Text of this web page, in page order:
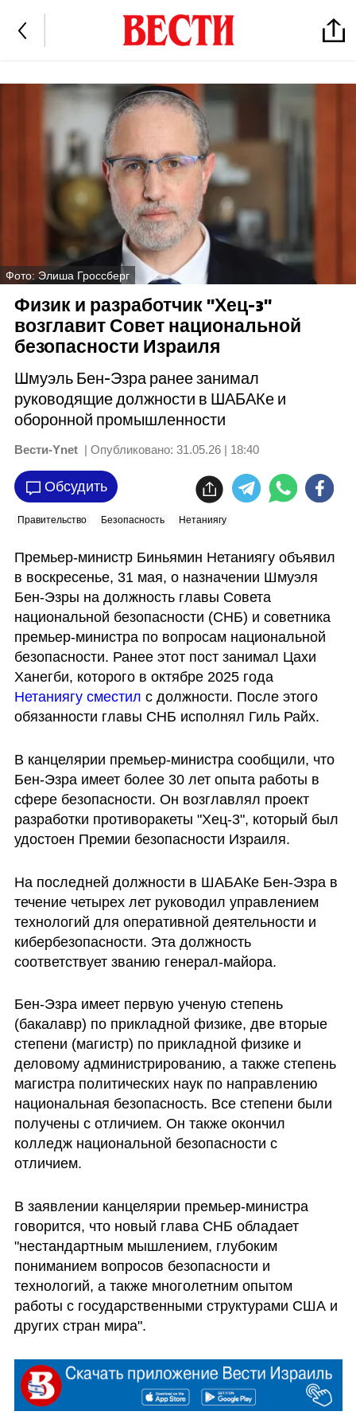
Фото: Элиша Гроссберг
Физик и разработчик "Хец-3"
возглавит Совет национальной
безопасности Израиля
Шмуэль Бен-Эзра ранее занимал
руководящие должности в ШАБАКе и
оборонной промышленности
Вести-Ynet | Опубликовано: 31.05.26 | 18:40
Обсудить
Правительство Безопасность Нетаниягу
Премьер-министр Биньямин Нетаниягу объявил
в воскресенье, 31 мая, о назначении Шмуэля
Бен-Эзры на должность главы Совета
национальной безопасности (СНБ) и советника
премьер-министра по вопросам национальной
безопасности. Ранее этот пост занимал Цахи
Ханегби, которого в октябре 2025 года
Нетаниягу сместил с должности. После этого
обязанности главы СНБ исполнял Гиль Райх.
В канцелярии премьер-министра сообщили, что
Бен-Эзра имеет более 30 лет опыта работы в
сфере безопасности. Он возглавлял проект
разработки противоракеты "Хец-3", который был
удостоен Премии безопасности Израиля.
На последней должности в ШАБАКе Бен-Эзра в
течение четырех лет руководил управлением
технологий для оперативной деятельности и
кибербезопасности. Эта должность
соответствует званию генерал-майора.
Бен-Эзра имеет первую ученую степень
(бакалавр) по прикладной физике, две вторые
степени (магистр) по прикладной физике и
деловому администрированию, а также степень
магистра политических наук по направлению
национальная безопасность. Все степени были
получены с отличием. Он также окончил
колледж национальной безопасности с
отличием.
В заявлении канцелярии премьер-министра
говорится, что новый глава СНБ обладает
"нестандартным мышлением, глубоким
пониманием вопросов безопасности и
технологий, а также многолетним опытом
работы с государственными структурами США и
других стран мира".